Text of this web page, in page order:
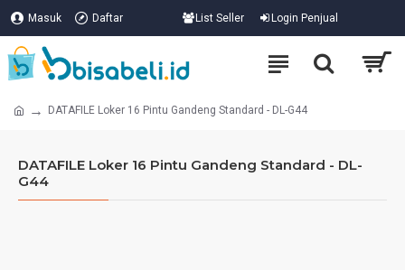
Masuk Daftar List Seller Login Penjual
DATAFILE Loker 16 Pintu Gandeng Standard - DL-G44
DATAFILE Loker 16 Pintu Gandeng Standard - DL-
G44